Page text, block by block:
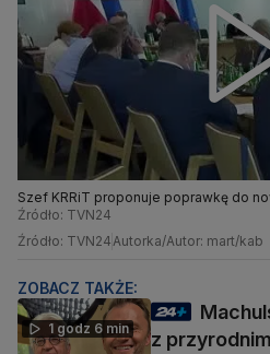
Szef KRRiT proponuje poprawkę do
Źródło: TVN24
Źródło: TVN24Autorka/Autor: mart/kab
ZOBACZ TAKŻE:
1 godz 6 min
z